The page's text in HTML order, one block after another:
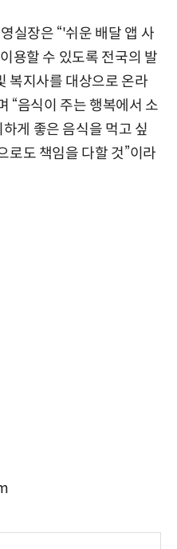
실장은 “'쉬운 배달 앱 사
용할 수 있도록 전국의 발
복지사를 대상으로 온라
“음식이 주는 행복에서 소
게 좋은 음식을 먹고 싶
로도 책임을 다할 것”이라